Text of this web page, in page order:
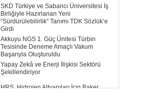
SKD Türkiye ve Sabancı Üniversitesi İş
Birliğiyle Hazırlanan Yeni
“Sürdürülebilirlik” Tanımı TDK Sözlük’e
Girdi
Akkuyu NGS 1. Güç Ünitesi Türbin
Tesisinde Deneme Amaçlı Vakum
Başarıyla Oluşturuldu
Yapay Zekâ ve Enerji İlişkisi Sektörü
Şekillendiriyor
HRS, Hidrojen Altyapıları İçin Baker